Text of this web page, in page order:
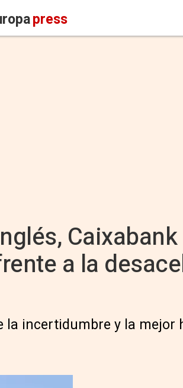
press
a la
la incertidumbre y la mejor